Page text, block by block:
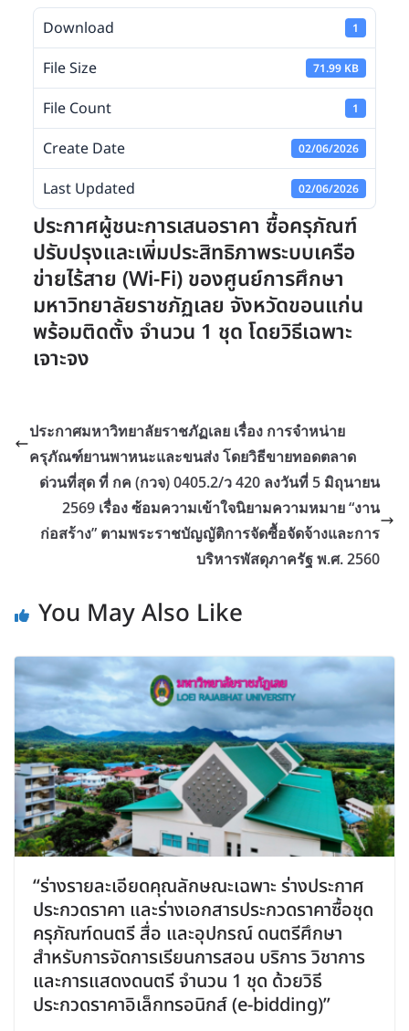
Download 1
File Size 71.99 KB
File Count 1
Create Date 02/06/2026
Last Updated 02/06/2026
ประกาศผู้ชนะการเสนอราคา ซื้อครุภัณฑ์
ปรับปรุงและเพิ่มประสิทธิภาพระบบเครือ
ข่ายไร้สาย (Wi-Fi) ของศูนย์การศึกษา
มหาวิทยาลัยราชภัฏเลย จังหวัดขอนแก่น
พร้อมติดตั้ง จำนวน 1 ชุด โดยวิธีเฉพาะ
เจาะจง
ประกาศมหาวิทยาลัยราชภัฏเลย เรื่อง การจำหน่าย
ครุภัณฑ์ยานพาหนะและขนส่ง โดยวิธีขายทอดตลาด
ด่วนที่สุด ที่ กค (กวจ) 0405.2/ว 420 ลงวันที่ 5 มิถุนายน
2569 เรื่อง ซ้อมความเข้าใจนิยามความหมาย “งาน
ก่อสร้าง” ตามพระราชบัญญัติการจัดซื้อจัดจ้างและการ
บริหารพัสดุภาครัฐ พ.ศ. 2560
You May Also Like
“ร่างรายละเอียดคุณลักษณะเฉพาะ ร่างประกาศ
ประกวดราคา และร่างเอกสารประกวดราคาซื้อชุด
ครุภัณฑ์ดนตรี สื่อ และอุปกรณ์ ดนตรีศึกษา
สำหรับการจัดการเรียนการสอน บริการ วิชาการ
และการแสดงดนตรี จำนวน 1 ชุด ด้วยวิธี
ประกวดราคาอิเล็กทรอนิกส์ (e-bidding)”